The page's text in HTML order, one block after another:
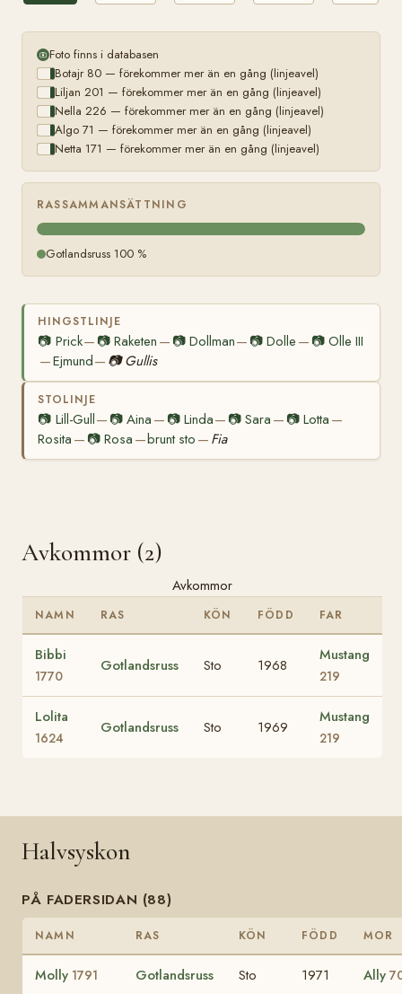
Foto finns i databasen
Botajr 80 — förekommer mer än en gång (linjeavel)
Liljan 201 — förekommer mer än en gång (linjeavel)
Nella 226 — förekommer mer än en gång (linjeavel)
Algo 71 — förekommer mer än en gång (linjeavel)
Netta 171 — förekommer mer än en gång (linjeavel)
RASSAMMANSÄTTNING
Gotlandsruss 100 %
HINGSTLINJE
📷 Prick— 📷Raketen — 📷 Dollman— 📷 Dolle — 📷Olle III
—Ejmund— 📷 Gullis
STOLINJE
📷 Lill-Gull— 📷Aina — 📷 Linda— 📷 Sara — 📷Lotta —
Rosita — 📷Rosa —brunt sto — Fia
Avkommor (2)
Avkommor
NAMN RAS KÖN FÖDD FAR
Bibbi
1770
Gotlandsruss Sto 1968
Mustang
219
Lolita
1624
Gotlandsruss Sto 1969
Mustang
219
Halvsyskon
PÅ FADERSIDAN (88)
NAMN RAS KÖN FÖDD MOR
Molly 1791 Gotlandsruss Sto 1971 Ally